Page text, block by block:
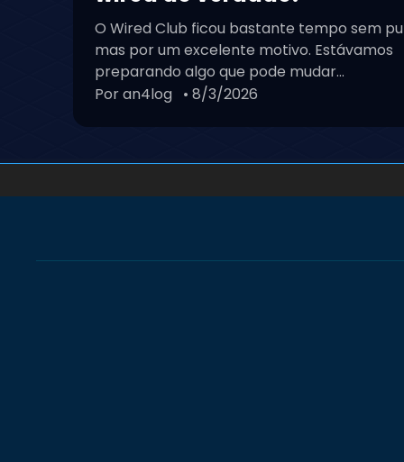
O Wired Club ficou bastante tempo sem
mas por um excelente motivo. Estávamos
preparando algo que pode mudar...
Por an4log • 8/3/2026